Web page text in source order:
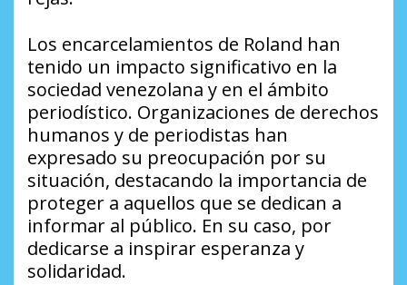
Los encarcelamientos de Roland han
tenido un impacto significativo en la
sociedad venezolana y en el ámbito
periodístico. Organizaciones de derechos
humanos y de periodistas han
expresado su preocupación por su
situación, destacando la importancia de
proteger a aquellos que se dedican a
informar al público. En su caso, por
dedicarse a inspirar esperanza y
solidaridad.